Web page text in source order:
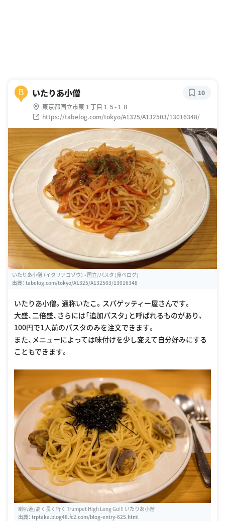
B いたりあ小僧
東京都国立市東１丁目１５-１８
https://tabelog.com/tokyo/A1325/A132503/13016348/
10
いたりあ小僧 （イタリアコゾウ） - 国立/パスタ [食べログ]
出典： tabelog.com/tokyo/A1325/A132503/13016348
いたりあ小僧。通称いたこ。スパゲッティー屋さんです。
大盛、二倍盛、さらには「追加パスタ」と呼ばれるものがあり、
100円で1人前のパスタのみを注文できます。
また、メニューによっては味付けを少し変えて自分好みにする
こともできます。
喇叭道」高く長く行く Trumpet High Long Go!!! いたりあ小僧
出典： trptaka.blog48.fc2.com/blog-entry-625.html